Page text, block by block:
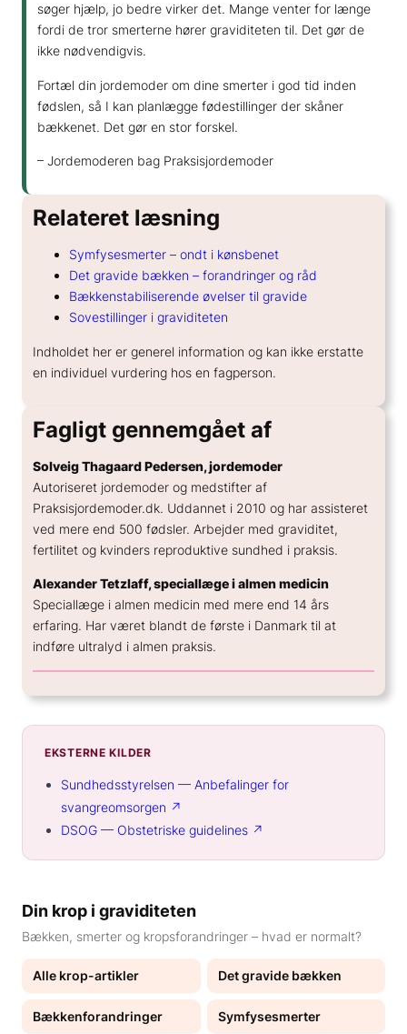
søger hjælp, jo bedre virker det. Mange venter for længe
fordi de tror smerterne hører graviditeten til. Det gør de
ikke nødvendigvis.
Fortæl din jordemoder om dine smerter i god tid inden
fødslen, så I kan planlægge fødestillinger der skåner
bækkenet. Det gør en stor forskel.
– Jordemoderen bag Praksisjordemoder
Relateret læsning
Symfysesmerter – ondt i kønsbenet
Det gravide bækken – forandringer og råd
Bækkenstabiliserende øvelser til gravide
Sovestillinger i graviditeten
Indholdet her er generel information og kan ikke erstatte
en individuel vurdering hos en fagperson.
Fagligt gennemgået af
Solveig Thagaard Pedersen, jordemoder
Autoriseret jordemoder og medstifter af
Praksisjordemoder.dk. Uddannet i 2010 og har assisteret
ved mere end 500 fødsler. Arbejder med graviditet,
fertilitet og kvinders reproduktive sundhed i praksis.
Alexander Tetzlaff, speciallæge i almen medicin
Speciallæge i almen medicin med mere end 14 års
erfaring. Har været blandt de første i Danmark til at
indføre ultralyd i almen praksis.
EKSTERNE KILDER
Sundhedsstyrelsen — Anbefalinger for
svangreomsorgen ↗
DSOG — Obstetriske guidelines ↗
Din krop i graviditeten
Bækken, smerter og kropsforandringer – hvad er normalt?
Alle krop-artikler Det gravide bækken
Bækkenforandringer Symfysesmerter